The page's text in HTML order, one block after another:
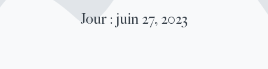
Jour : juin 27, 2023